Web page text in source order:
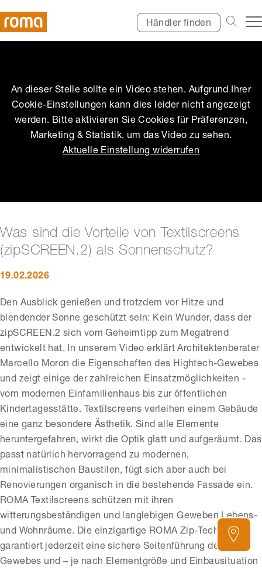
Händler finden
An dieser Stelle sollte ein Video stehen. Aufgrund Ihrer
Cookie-Einstellungen kann dies leider nicht angezeigt
werden. Bitte aktivieren Sie Cookies für Präferenzen,
Marketing & Statistik, um das Video zu sehen.
Aktuelle Einstellung widerrufen
Was sind die Vorteile von Textilscreens
(zipSCREEN.2) als Sonnenschutz?
19.02.2026
Den Ausblick genießen und trotzdem vor Hitze und
blendender Sonne geschützt sein: Kein Wunder, dass der
zipSCREEN.2 sich vom Geheimtipp zum Megatrend
entwickelt hat. In unserem Video erklärt Architektenberater
Marcello Moron die Eigenschaften des Hightech-Gewebes
und zeigt einige der zahlreichen Einsatzmöglichkeiten -
vom modernen Einfamilienhaus bis zur öffentlichen
Kindertagesstätte. Textilscreens verleihen einem Gebäude
eine ganz besondere Ästhetik. Sind alle Elemente
heruntergefahren, wirkt die Optik glatt und aufgeräumt. Das
passt natürlich hervorragend zu modernen,
minimalistischen Baustilen, fügt sich aber auch bei
Renovierungen organisch in die bestehende Fassade ein.
ROMA Textilscreens schützen mit ihren
witterungsbeständigen und langlebigen Geweben Lebens-
und Wohnräume. Die einzigartige ROMA Zip-Technologie
garantiert jederzeit eine sichere Seitenführung des
Gewebes und – je nach Elementgröße und Einbausituation